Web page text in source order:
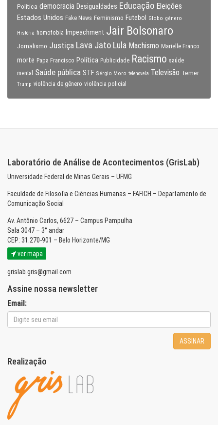
Política democracia Desigualdades Educação Eleições
Estados Unidos Fake News Feminismo Futebol Globo gênero
História homofobia Impeachment Jair Bolsonaro
Jornalismo Justiça Lava Jato Lula Machismo Marielle Franco
morte Papa Francisco Política Publicidade Racismo saúde
mental
Saúde pública STF Sérgio Moro telenovela Televisão Temer
Trump violência de gênero violência policial
Laboratório de Análise de Acontecimentos (GrisLab)
Universidade Federal de Minas Gerais – UFMG
Faculdade de Filosofia e Ciências Humanas – FAFICH – Departamento de
Comunicação Social
Av. Antônio Carlos, 6627 – Campus Pampulha
Sala 3047 – 3° andar
CEP: 31.270-901 – Belo Horizonte/MG
ver mapa
grislab.gris@gmail.com
Assine nossa newsletter
Email:
ASSINAR
Realização